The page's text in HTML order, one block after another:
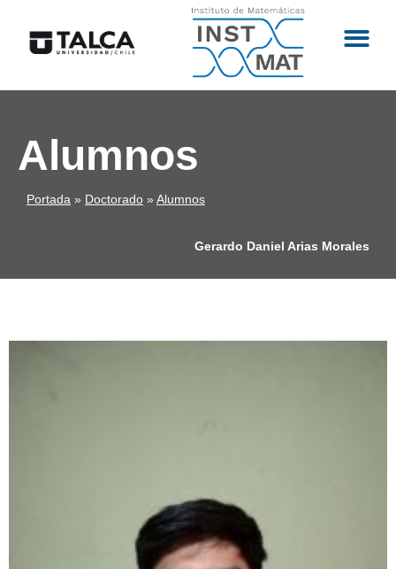
Alumnos
Portada » Doctorado » Alumnos
Gerardo Daniel Arias Morales